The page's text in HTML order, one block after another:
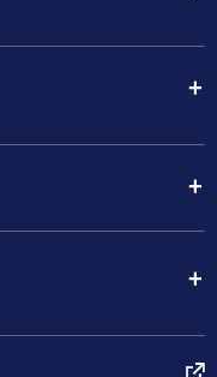
+
+
+